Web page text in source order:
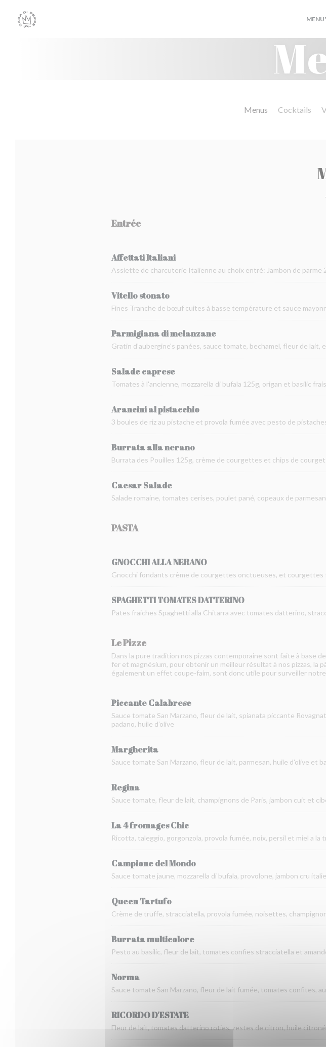
Menus Cocktails
Entrée
Affettati Italiani
Assiette de charcuterie Italienne au choix entré: Jambon de parme
Vitello stonato
Fines Tranche de bœuf cuites à basse température et sauce
Parmigiana di melanzane
Gratin d’aubergine's panées, sauce tomate, bechamel, fleur de lait,
Salade caprese
Tomates à l'ancienne, mozzarella di bufala 125g, origan et basilic frais
Arancini al pistacchio
3 boules de riz au pistache et provola fumée avec pesto de
Burrata alla nerano
Burrata des Pouilles 125g, crème de courgettes et chips de
Caesar Salade
Salade romaine, tomates cerises, poulet pané, copeaux de
PASTA
GNOCCHI ALLA NERANO
Gnocchi fondants crème de courgettes onctueuses, et courgettes
SPAGHETTI TOMATES DATTERINO
Pates fraiches Spaghetti alla Chitarra avec tomates datterino,
Le Pizze
Dans la pure tradition nos pizzas contemporaine sont faite à base
fer et magnésium, pour obtenir un meilleur résultat à nos pizzas, la
également un effet coupe-faim, sont donc utile pour surveiller
Piccante Calabrese
Sauce tomate San Marzano, fleur de lait, spianata piccante
padano, huile d’olive
Margherita
Sauce tomate San Marzano, fleur de lait, parmesan, huile d'olive et
Regina
Sauce tomate, fleur de lait, champignons de Paris, jambon cuit et
La 4 fromages Chic
Ricotta, taleggio, gorgonzola, provola fumée, noix, persil et miel a la
Campione del Mondo
Sauce tomate jaune, mozzarella di bufala, provolone, jambon cru
Queen Tartufo
Crème de truffe, stracciatella, provola fumée, noisettes,
Burrata multicolore
Pesto au basilic, fleur de lait, tomates confies stracciatella et
Norma
Sauce tomate San Marzano, fleur de lait fumée, tomates confites,
RICORDO D'ESTATE
Fleur de lait, tomates datterino roties, zestes de citron, huile